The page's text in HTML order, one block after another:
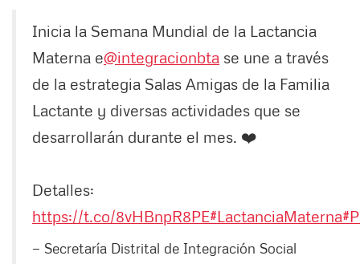
Inicia la Semana Mundial de la Lactancia
Materna e@integracionbta se une a través
de la estrategia Salas Amigas de la Familia
Lactante y diversas actividades que se
desarrollarán durante el mes. ❤️
Detalles:
https://t.co/8vHBnpR8PE#LactanciaMaterna
— Secretaría Distrital de Integración Social